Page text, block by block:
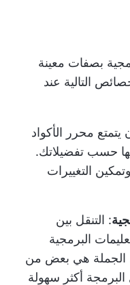
بصفات معينة
التالية عند
محرر الأكواد
حسب تفضيلاتك.
التغييرات
: التنقل بين
البرمجية
الجملة هي بعض من
البرمجة أكثر سهولة